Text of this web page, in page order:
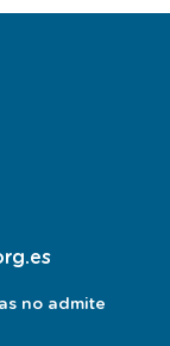
no admite